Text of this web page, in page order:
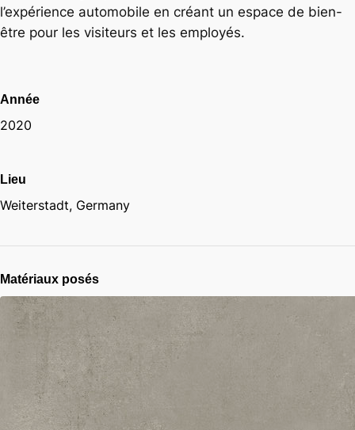
l’expérience automobile en créant un espace de bien-
être pour les visiteurs et les employés.
Année
2020
Lieu
Weiterstadt, Germany
Matériaux posés